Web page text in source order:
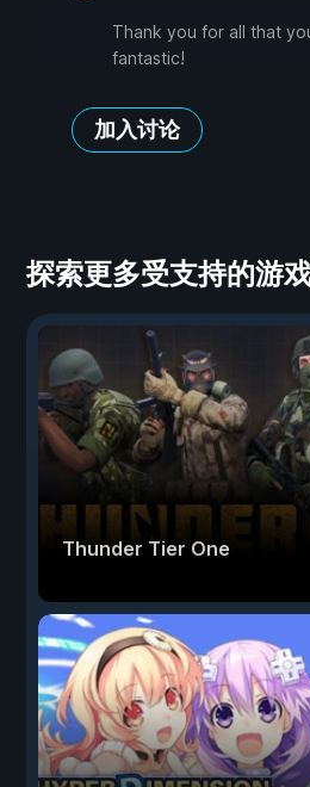
Thank you for all that
fantastic!
加入讨论
探索更多受支持的游
Thunder Tier One